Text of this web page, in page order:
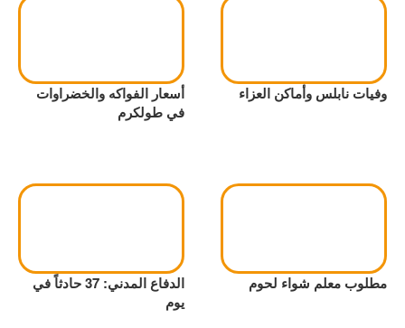
وفيات نابلس وأماكن العزاء
أسعار الفواكه والخضراوات
في طولكرم
مطلوب معلم شواء لحوم
الدفاع المدني: 37 حادثاً في
يوم